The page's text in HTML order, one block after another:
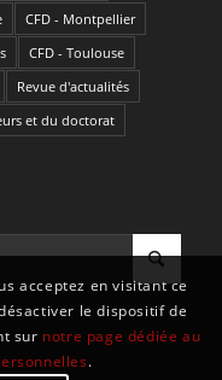
CFD - Montpellier
CFD - Toulouse
Revue d'actualités
et du doctorat
acceptez en visitant ce
le dispositif de
sur notre page dédiée au
.